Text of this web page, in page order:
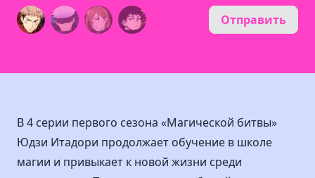
Отправить
В 4 серии первого сезона «Магической битвы»
Юдзи Итадори продолжает обучение в школе
магии и привыкает к новой жизни среди